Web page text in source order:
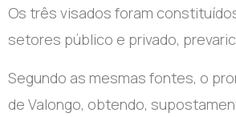
Os três visados foram
setores público e privado,
Segundo as mesmas fontes, o
de Valongo, obtendo,